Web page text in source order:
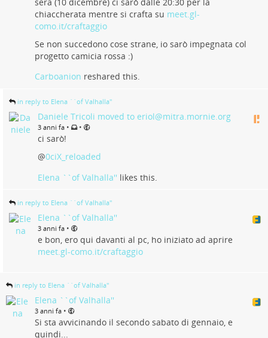
chiaccherata mentre si crafta su meet.gl-
como.it/craftaggio
Se non succedono cose strane, io sarò impegnata col
progetto camicia rossa :)
Carboanion reshared this.
in reply to Elena ``of Valhalla''
Daniele Tricoli moved to eriol@mitra.mornie.org
3 anni fa • •
ci sarò!
@0ciX_reloaded
Elena ``of Valhalla'' likes this.
in reply to Elena ``of Valhalla''
Elena ``of Valhalla''
3 anni fa •
e bon, ero qui davanti al pc, ho iniziato ad aprire
meet.gl-como.it/craftaggio
in reply to Elena ``of Valhalla''
Elena ``of Valhalla''
3 anni fa •
Si sta avvicinando il secondo sabato di gennaio, e
quindi...